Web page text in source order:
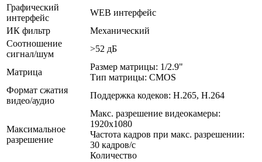
Графический
интерфейс
WEB интерфейс
ИК фильтр
Механический
Соотношение
сигнал/шум
>52 дБ
Матрица
Размер матрицы: 1/2.9"
Тип матрицы: CMOS
Формат сжатия
видео/аудио
Поддержка кодеков: H.265, H.264
Максимальное
разрешение
Макс. разрешение видеокамеры:
1920x1080
Частота кадров при макс. разрешении:
30 кадров/с
Количество